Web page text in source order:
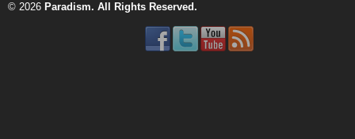
© 2026 Paradism. All Rights Reserved.